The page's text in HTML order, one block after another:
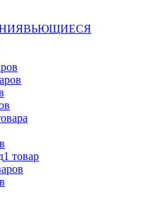
ВЬЮЩИЕСЯ
1 товар